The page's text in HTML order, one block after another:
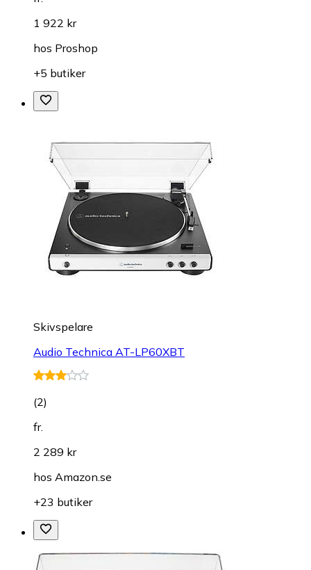
1 922 kr
hos Proshop
+5 butiker
Skivspelare
Audio Technica AT-LP60XBT
(2)
fr.
2 289 kr
hos Amazon.se
+23 butiker